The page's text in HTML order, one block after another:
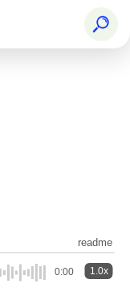
readme
0:00 1.0x